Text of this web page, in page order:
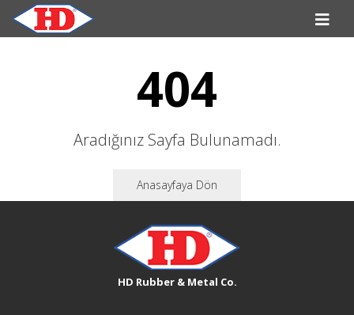
404
Aradığınız Sayfa Bulunamadı.
Anasayfaya Dön
HD Rubber & Metal Co.